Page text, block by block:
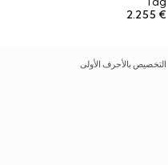
€ 2.255
التخصيص بالأحرف الأولى